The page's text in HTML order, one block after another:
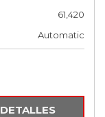
61,420
Automatic
DETALLES